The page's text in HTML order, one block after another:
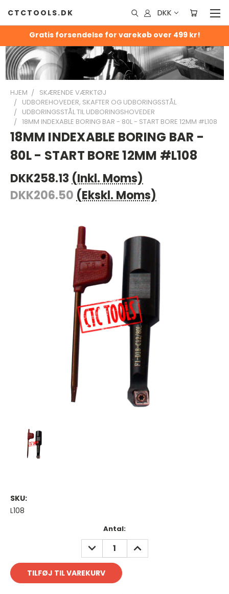
Gratis forsendelse for varekøb over 499 kr!
CTCTOOLS.DK DKK
HJEM
SKÆRENDE VÆRKTØJ
UDBOREHOVEDER, SKAFTER OG UDBORINGSSTÅL
UDBORINGSSTÅL TIL UDBORINGSHOVEDER
18MM INDEXABLE BORING BAR - 80L - START BORE 12MM #L108
18MM INDEXABLE BORING BAR -
80L - START BORE 12MM #L108
DKK258.13 (Inkl. Moms)
DKK206.50 (Ekskl. Moms)
SKU:
L108
Antal:
REDUCER
ANTAL:
FORØG
ANTAL: